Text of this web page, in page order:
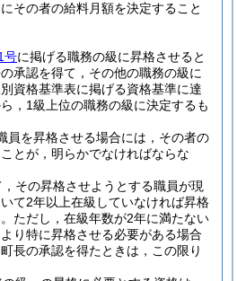
その者の給料月額を決定すること
号に掲げる職務の級に昇格させると
承認を得て，その他の職務の級に
資格基準表に掲げる資格基準に達
，1級上位の職務の級に決定するも
員を昇格させる場合には，その者の
とが，明らかでなければならな
その昇格させようとする職員が現
て2年以上在級していなければ昇格
ただし，在級年数が2年に満たない
り特に昇格させる必要がある場合
長の承認を得たときは，この限り